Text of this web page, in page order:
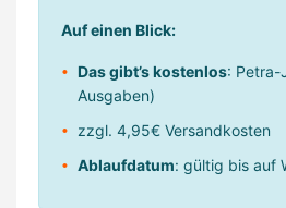
Auf einen Blick:
Das gibt’s kostenlos: Petra-
Ausgaben)
zzgl. 4,95€ Versandkosten
Ablaufdatum: gültig bis auf